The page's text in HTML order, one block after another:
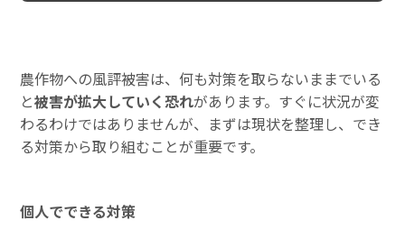
農作物への風評被害は、何も対策を取らないままでいる
と被害が拡大していく恐れがあります。すぐに状況が変
わるわけではありませんが、まずは現状を整理し、でき
る対策から取り組むことが重要です。
個人でできる対策